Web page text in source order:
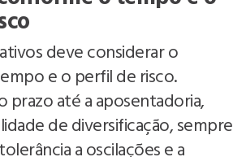
deve considerar o
e o perfil de risco.
prazo até a aposentadoria,
de diversificação, sempre
a oscilações e a